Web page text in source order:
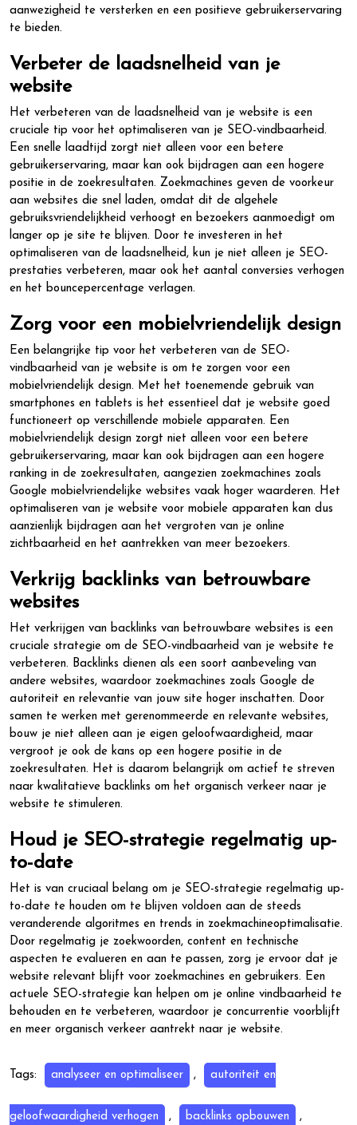
aanwezigheid te versterken en een positieve gebruikerservaring
te bieden.
Verbeter de laadsnelheid van je
website
Het verbeteren van de laadsnelheid van je website is een
cruciale tip voor het optimaliseren van je SEO-vindbaarheid.
Een snelle laadtijd zorgt niet alleen voor een betere
gebruikerservaring, maar kan ook bijdragen aan een hogere
positie in de zoekresultaten. Zoekmachines geven de voorkeur
aan websites die snel laden, omdat dit de algehele
gebruiksvriendelijkheid verhoogt en bezoekers aanmoedigt om
langer op je site te blijven. Door te investeren in het
optimaliseren van de laadsnelheid, kun je niet alleen je SEO-
prestaties verbeteren, maar ook het aantal conversies verhogen
en het bouncepercentage verlagen.
Zorg voor een mobielvriendelijk design
Een belangrijke tip voor het verbeteren van de SEO-
vindbaarheid van je website is om te zorgen voor een
mobielvriendelijk design. Met het toenemende gebruik van
smartphones en tablets is het essentieel dat je website goed
functioneert op verschillende mobiele apparaten. Een
mobielvriendelijk design zorgt niet alleen voor een betere
gebruikerservaring, maar kan ook bijdragen aan een hogere
ranking in de zoekresultaten, aangezien zoekmachines zoals
Google mobielvriendelijke websites vaak hoger waarderen. Het
optimaliseren van je website voor mobiele apparaten kan dus
aanzienlijk bijdragen aan het vergroten van je online
zichtbaarheid en het aantrekken van meer bezoekers.
Verkrijg backlinks van betrouwbare
websites
Het verkrijgen van backlinks van betrouwbare websites is een
cruciale strategie om de SEO-vindbaarheid van je website te
verbeteren. Backlinks dienen als een soort aanbeveling van
andere websites, waardoor zoekmachines zoals Google de
autoriteit en relevantie van jouw site hoger inschatten. Door
samen te werken met gerenommeerde en relevante websites,
bouw je niet alleen aan je eigen geloofwaardigheid, maar
vergroot je ook de kans op een hogere positie in de
zoekresultaten. Het is daarom belangrijk om actief te streven
naar kwalitatieve backlinks om het organisch verkeer naar je
website te stimuleren.
Houd je SEO-strategie regelmatig up-
to-date
Het is van cruciaal belang om je SEO-strategie regelmatig up-
to-date te houden om te blijven voldoen aan de steeds
veranderende algoritmes en trends in zoekmachineoptimalisatie.
Door regelmatig je zoekwoorden, content en technische
aspecten te evalueren en aan te passen, zorg je ervoor dat je
website relevant blijft voor zoekmachines en gebruikers. Een
actuele SEO-strategie kan helpen om je online vindbaarheid te
behouden en te verbeteren, waardoor je concurrentie voorblijft
en meer organisch verkeer aantrekt naar je website.
Tags: analyseer en optimaliseer , autoriteit en
geloofwaardigheid verhogen , backlinks opbouwen ,